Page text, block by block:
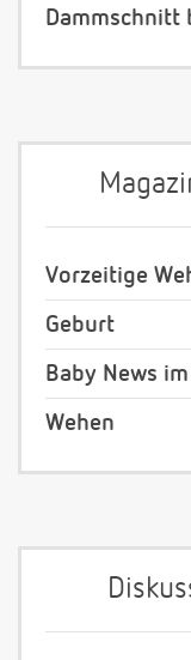
Dammschnitt
Vorzeitige
Geburt
Baby News
Wehen